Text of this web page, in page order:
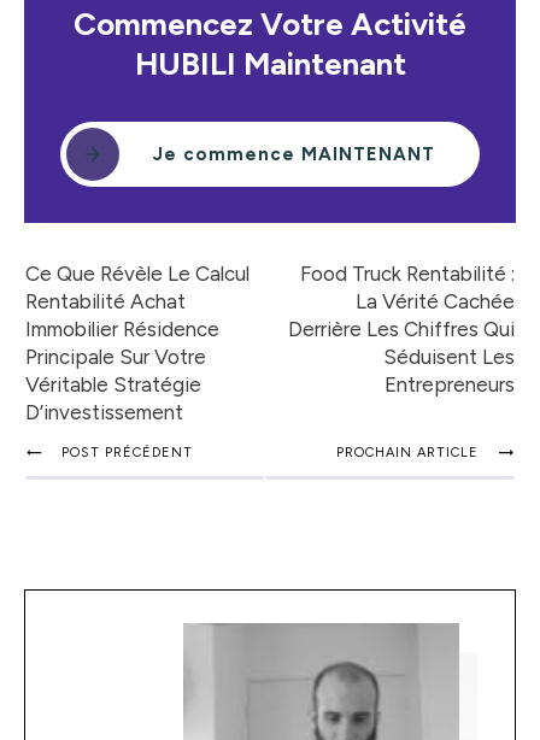
Commencez Votre Activité
HUBILI Maintenant
Je commence MAINTENANT
Ce Que Révèle Le Calcul
Rentabilité Achat
Immobilier Résidence
Principale Sur Votre
Véritable Stratégie
D’investissement
Food Truck Rentabilité :
La Vérité Cachée
Derrière Les Chiffres Qui
Séduisent Les
Entrepreneurs
POST PRÉCÉDENT PROCHAIN ARTICLE